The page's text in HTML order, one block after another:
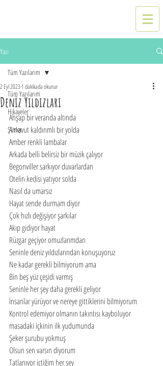
Yazı
Tüm Yazılarım
Hikayeler
Şiirler
Tüm Yazılarım
Deniz Yıldızları
2 Eyl 20231 dakikada okunur
Ahşap bir veranda altında
Arnavut kaldırımlı bir yolda
Amber renkli lambalar
Arkada belli belirsiz bir müzik çalıyor
Begonviller sarkıyor duvarlardan
Otelin kedisi yatıyor solda
Nasıl da umarsız
Hayat sende durmam diyor
Çok hızlı değişiyor şarkılar
Akıp gidiyor hayat
Rüzgar geçiyor omuzlarımdan
Seninle deniz yıldızlarından konuşuyoruz
Ne kadar gerekli bilmiyorum ama
Bin beş yüz çeşidi varmış
Seninle her şey daha gerekli geliyor
İnsanlar yürüyor ve nereye gittiklerini bilmiyorum
Kontrol edemiyor olmanın takıntısı kayboluyor
masadaki içkinin ilk yudumunda
Şeker şurubu yokmuş
Olsun sen varsın diyorum
Tatlanıyor içtiğim her şey